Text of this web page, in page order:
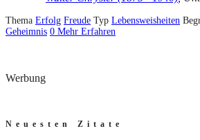
Thema Erfolg Freude Typ Lebensweisheiten
Geheimnis 0 Mehr Erfahren
Werbung
Neuesten Zitate